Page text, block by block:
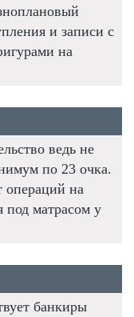
и записи с
на
ведь не
по 23 очка.
на
под матрасом у
банкиры